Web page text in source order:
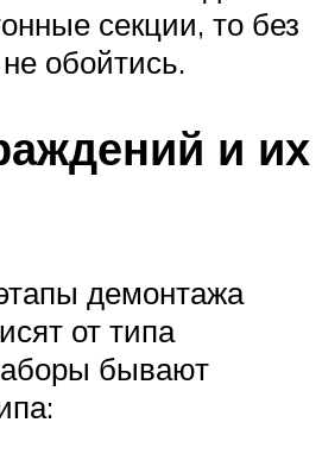
секции, то без
обойтись.
и их
демонтажа
от типа
бывают